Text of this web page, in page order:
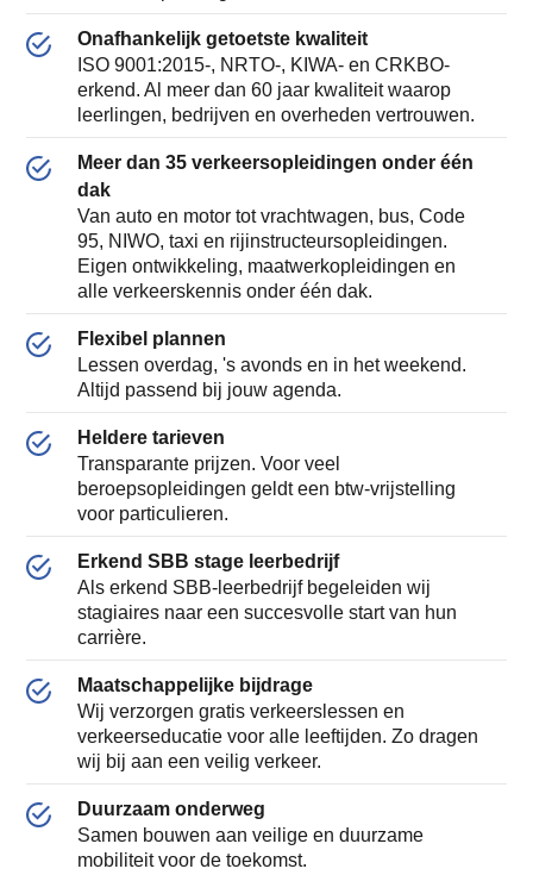
Onafhankelijk getoetste kwaliteit
ISO 9001:2015-, NRTO-, KIWA- en CRKBO-
erkend. Al meer dan 60 jaar kwaliteit waarop
leerlingen, bedrijven en overheden vertrouwen.
Meer dan 35 verkeersopleidingen onder één
dak
Van auto en motor tot vrachtwagen, bus, Code
95, NIWO, taxi en rijinstructeursopleidingen.
Eigen ontwikkeling, maatwerkopleidingen en
alle verkeerskennis onder één dak.
Flexibel plannen
Lessen overdag, 's avonds en in het weekend.
Altijd passend bij jouw agenda.
Heldere tarieven
Transparante prijzen. Voor veel
beroepsopleidingen geldt een btw-vrijstelling
voor particulieren.
Erkend SBB stage leerbedrijf
Als erkend SBB-leerbedrijf begeleiden wij
stagiaires naar een succesvolle start van hun
carrière.
Maatschappelijke bijdrage
Wij verzorgen gratis verkeerslessen en
verkeerseducatie voor alle leeftijden. Zo dragen
wij bij aan een veilig verkeer.
Duurzaam onderweg
Samen bouwen aan veilige en duurzame
mobiliteit voor de toekomst.